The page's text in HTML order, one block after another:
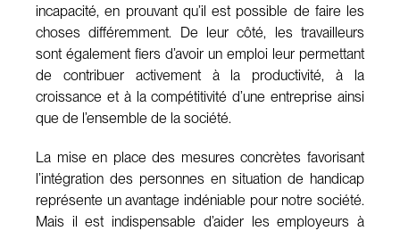
incapacité, en prouvant qu’il est possible de faire les
choses différemment. De leur côté, les travailleurs
sont également fiers d’avoir un emploi leur permettant
de contribuer activement à la productivité, à la
croissance et à la compétitivité d’une entreprise ainsi
que de l’ensemble de la société.
La mise en place des mesures concrètes favorisant
l’intégration des personnes en situation de handicap
représente un avantage indéniable pour notre société.
Mais il est indispensable d’aider les employeurs à